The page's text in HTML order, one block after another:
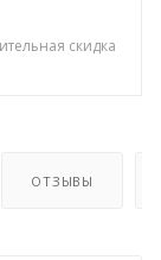
скидка
ОТЗЫВЫ